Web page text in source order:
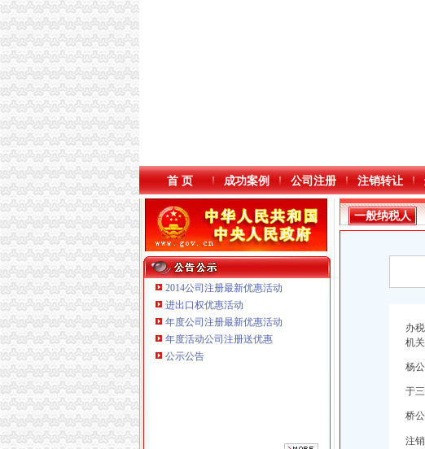
首 页 成功案例 公司注册 注销转让
2014公司注册最新优惠活动
进出口权优惠活动
年度公司注册最新优惠活动
年度活动公司注册送优惠
公示公告
重庆宝鹰汽车销售有限公司
重庆雷森堡网络科技有限公司 渝北10万 （工商注册）
一般纳税人
办
机
杨
于
桥
注